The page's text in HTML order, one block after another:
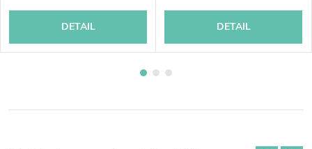
DETAIL DETAIL